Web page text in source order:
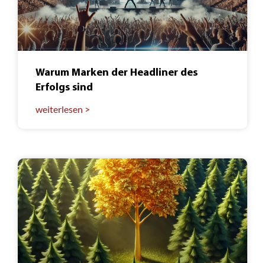
Warum Marken der Headliner des
Erfolgs sind
weiterlesen >